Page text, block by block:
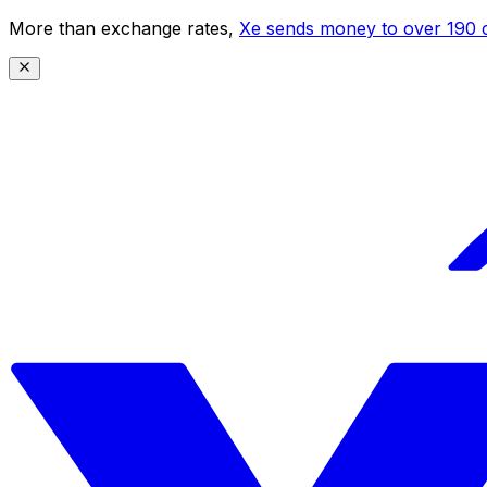
More than exchange rates, Xe sends money to over 190